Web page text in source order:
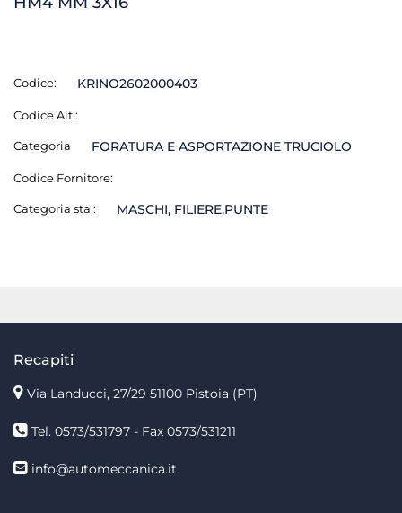
Codice: KRINO2602000403
Codice Alt.:
Categoria FORATURA E ASPORTAZIONE TRUCIOLO
Codice Fornitore:
Categoria sta.: MASCHI, FILIERE,PUNTE
Recapiti
Via Landucci, 27/29 51100 Pistoia (PT)
Tel. 0573/531797 - Fax 0573/531211
info@automeccanica.it